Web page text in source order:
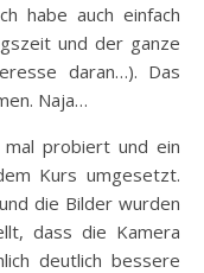
habe auch einfach
und der ganze
daran…). Das
Naja…
probiert und ein
Kurs umgesetzt.
die Bilder wurden
dass die Kamera
deutlich bessere